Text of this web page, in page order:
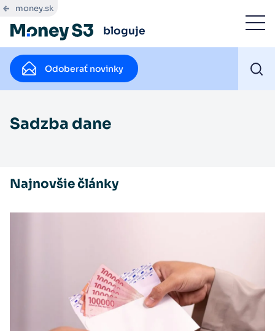
money.sk
bloguje
Odoberať novinky
Sadzba dane
Najnovšie články